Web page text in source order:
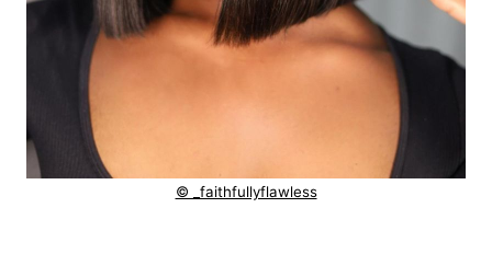
© _faithfullyflawless